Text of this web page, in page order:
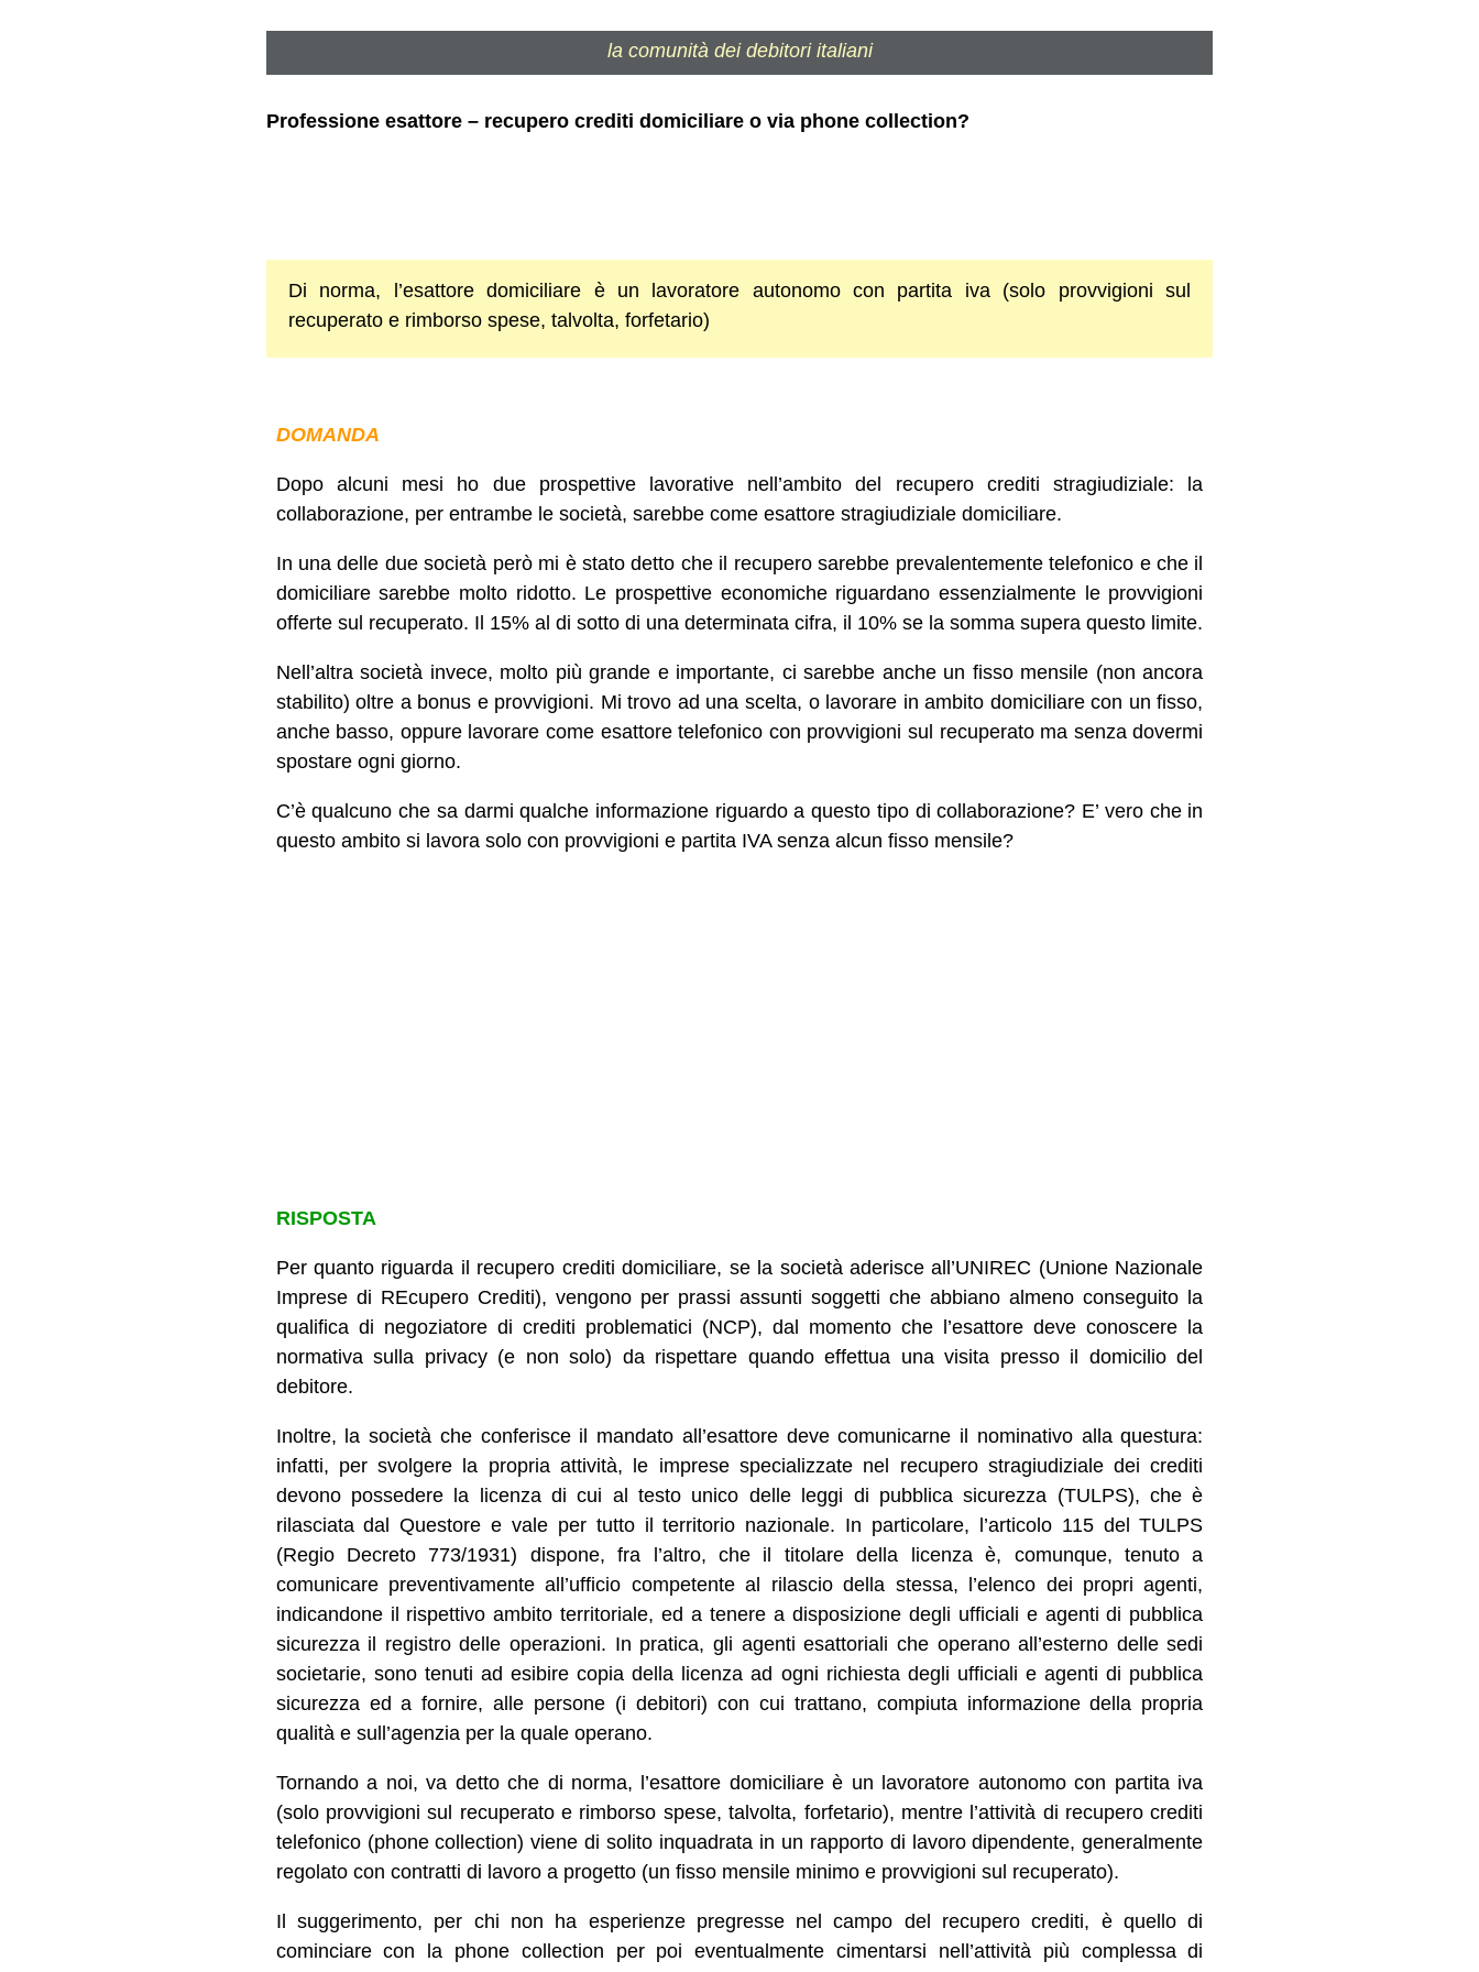
la comunità dei debitori italiani
Professione esattore – recupero crediti domiciliare o via phone collection?
Di norma, l’esattore domiciliare è un lavoratore autonomo con partita iva (solo provvigioni sul
recuperato e rimborso spese, talvolta, forfetario)
DOMANDA
Dopo alcuni mesi ho due prospettive lavorative nell’ambito del recupero crediti stragiudiziale: la
collaborazione, per entrambe le società, sarebbe come esattore stragiudiziale domiciliare.
In una delle due società però mi è stato detto che il recupero sarebbe prevalentemente telefonico e che il
domiciliare sarebbe molto ridotto. Le prospettive economiche riguardano essenzialmente le provvigioni
offerte sul recuperato. Il 15% al di sotto di una determinata cifra, il 10% se la somma supera questo limite.
Nell’altra società invece, molto più grande e importante, ci sarebbe anche un fisso mensile (non ancora
stabilito) oltre a bonus e provvigioni. Mi trovo ad una scelta, o lavorare in ambito domiciliare con un fisso,
anche basso, oppure lavorare come esattore telefonico con provvigioni sul recuperato ma senza dovermi
spostare ogni giorno.
C’è qualcuno che sa darmi qualche informazione riguardo a questo tipo di collaborazione? E’ vero che in
questo ambito si lavora solo con provvigioni e partita IVA senza alcun fisso mensile?
RISPOSTA
Per quanto riguarda il recupero crediti domiciliare, se la società aderisce all’UNIREC (Unione Nazionale
Imprese di REcupero Crediti), vengono per prassi assunti soggetti che abbiano almeno conseguito la
qualifica di negoziatore di crediti problematici (NCP), dal momento che l’esattore deve conoscere la
normativa sulla privacy (e non solo) da rispettare quando effettua una visita presso il domicilio del
debitore.
Inoltre, la società che conferisce il mandato all’esattore deve comunicarne il nominativo alla questura:
infatti, per svolgere la propria attività, le imprese specializzate nel recupero stragiudiziale dei crediti
devono possedere la licenza di cui al testo unico delle leggi di pubblica sicurezza (TULPS), che è
rilasciata dal Questore e vale per tutto il territorio nazionale. In particolare, l’articolo 115 del TULPS
(Regio Decreto 773/1931) dispone, fra l’altro, che il titolare della licenza è, comunque, tenuto a
comunicare preventivamente all’ufficio competente al rilascio della stessa, l’elenco dei propri agenti,
indicandone il rispettivo ambito territoriale, ed a tenere a disposizione degli ufficiali e agenti di pubblica
sicurezza il registro delle operazioni. In pratica, gli agenti esattoriali che operano all’esterno delle sedi
societarie, sono tenuti ad esibire copia della licenza ad ogni richiesta degli ufficiali e agenti di pubblica
sicurezza ed a fornire, alle persone (i debitori) con cui trattano, compiuta informazione della propria
qualità e sull’agenzia per la quale operano.
Tornando a noi, va detto che di norma, l’esattore domiciliare è un lavoratore autonomo con partita iva
(solo provvigioni sul recuperato e rimborso spese, talvolta, forfetario), mentre l’attività di recupero crediti
telefonico (phone collection) viene di solito inquadrata in un rapporto di lavoro dipendente, generalmente
regolato con contratti di lavoro a progetto (un fisso mensile minimo e provvigioni sul recuperato).
Il suggerimento, per chi non ha esperienze pregresse nel campo del recupero crediti, è quello di
cominciare con la phone collection per poi eventualmente cimentarsi nell’attività più complessa di